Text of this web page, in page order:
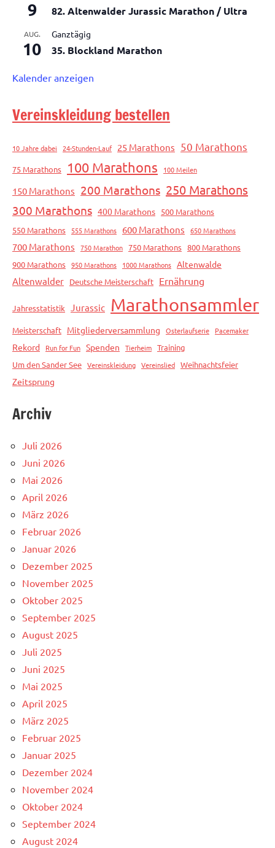
9 82. Altenwalder Jurassic Marathon / Ultra
AUG.
10
Ganztägig
35. Blockland Marathon
Kalender anzeigen
Vereinskleidung bestellen
10 Jahre dabei 24-Stunden-Lauf 25 Marathons 50 Marathons
75 Marathons 100 Marathons 100 Meilen
150 Marathons 200 Marathons 250 Marathons
300 Marathons 400 Marathons 500 Marathons
550 Marathons
555 Marathons 600 Marathons 650 Marathons
700 Marathons 750 Marathon 750 Marathons 800 Marathons
900 Marathons 950 Marathons 1000 Marathons Altenwalde
Altenwalder Deutsche Meisterschaft Ernährung
Jahresstatistik Jurassic Marathonsammler
Meisterschaft Mitgliederversammlung Osterlaufserie Pacemaker
Rekord Run for Fun Spenden Tierheim Training
Um den Sander See Vereinskleidung Vereinslied Weihnachtsfeier
Zeitsprung
Archiv
Juli 2026
Juni 2026
Mai 2026
April 2026
März 2026
Februar 2026
Januar 2026
Dezember 2025
November 2025
Oktober 2025
September 2025
August 2025
Juli 2025
Juni 2025
Mai 2025
April 2025
März 2025
Februar 2025
Januar 2025
Dezember 2024
November 2024
Oktober 2024
September 2024
August 2024